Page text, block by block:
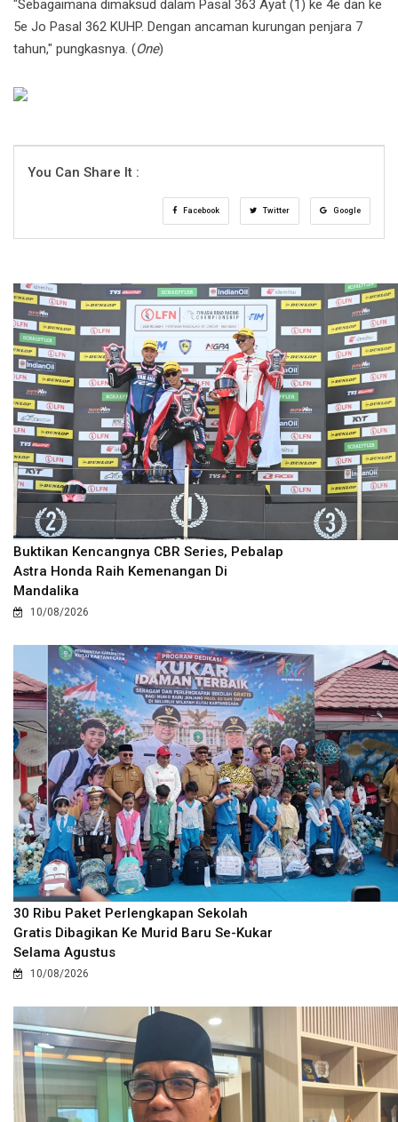
"Sebagaimana dimaksud dalam Pasal 363 Ayat (1) ke 4e dan ke
5e Jo Pasal 362 KUHP. Dengan ancaman kurungan penjara 7
tahun," pungkasnya. (One)
You Can Share It :
Facebook Twitter Google
Buktikan Kencangnya CBR Series, Pebalap
Astra Honda Raih Kemenangan Di
Mandalika
10/08/2026
30 Ribu Paket Perlengkapan Sekolah
Gratis Dibagikan Ke Murid Baru Se-Kukar
Selama Agustus
10/08/2026